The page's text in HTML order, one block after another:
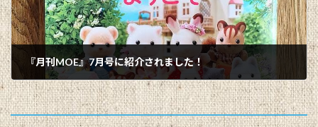
『月刊MOE』7月号に紹介されました！
2025-06-09